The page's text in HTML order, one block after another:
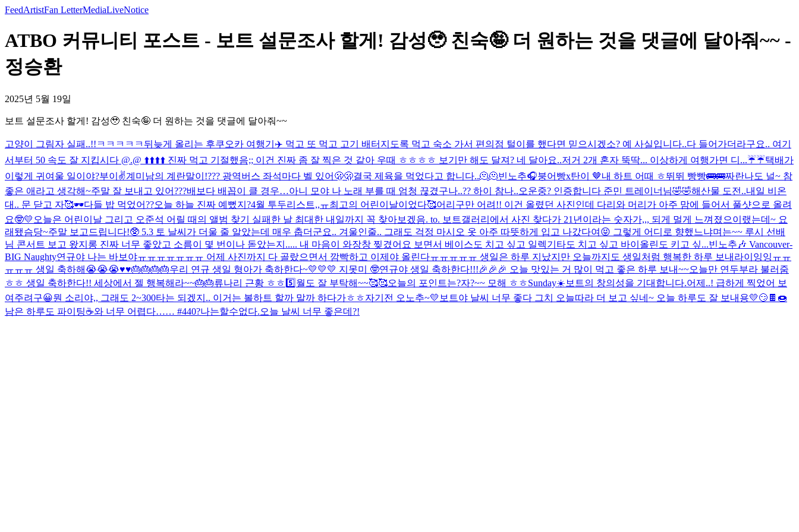
FeedArtistFan LetterMediaLiveNotice
ATBO 커뮤니티 포스트 - 보트 설문조사 할게! 감성🥹 친숙🤪 더 원하는 것을 댓글에 달아줘~~ -
정승환
2025년 5월 19일
보트 설문조사 할게! 감성🥹 친숙🤪 더 원하는 것을 댓글에 달아줘~~
고양이 그림자 실패..!!ㅋㅋㅋㅋㅋ 뒤늦게 올리는 후쿠오카 여행기✈️ 먹고 또 먹고 고기 배터지도록 먹고 숙소 가서 편의점 털이를 했다면 믿으시겠소? 예 사실입니다..다 들어가더라구요.. 여기
서부터 50 속도 잘 지킵시다 @.@ ⬆️⬆️⬆️⬆️ 진짜 먹고 기절했음;; 이건 진짜 좀 잘 찍은 것 같아 우때 ㅎㅎㅎㅎ 보기만 해도 달져? 네 달아요..저거 2개 혼자 뚝딱... 이상하게 여행가면 디...☔️☔️택배가
이렇게 귀여울 일이야?부이✌️계미남의 계란말이!??? 광역버스 좌석마다 벨 있어🫢🫢결국 제육을 먹었다고 합니다..🫠🫠빈노추🎧붕어빵x탄이 🤎내 하트 어때 ㅎ뛰뛰 빵빵🚌🚌짜란나도 널~ 참
좋은 애라고 생각해~주말 잘 보내고 있어???배보다 배꼽이 클 경우…아니 모야 나 노래 부를 때 엄청 끊겼구나..?? 하이 참나..오운중? 인증합니다 준민 트레이너님🤣🤣해산물 도전..내일 비온
대.. 문 닫고 자🥰🕶️다들 밥 먹었어??오늘 하늘 진짜 예뻤지?4월 투두리스트,,ㅠ최고의 어린이날이었다🥰어리구만 어려!! 이건 올렸던 사진인데 다리와 머리가 아주 맘에 들어서 풀샷으로 올려
요🤓💛 오늘은 어린이날 그리고 오준석 어릴 때의 앨범 찾기 실패한 날 최대한 내일까지 꼭 찾아보겠음. to. 보트갤러리에서 사진 찾다가 21년이라는 숫자가,,, 되게 멀게 느껴졌으이랬는데~ 요
래됐슴당~주말 보고드립니다!🥸 5.3 토 날씨가 더울 줄 알았는데 매우 춥더군요.. 겨울인줄.. 그래도 걱정 마시오 옷 아주 따뜻하게 입고 나갔다여😝 그렇게 어디로 향했느냐며는~~ 루시 선배
님 콘서트 보고 왔지롱 진짜 너무 좋았고 소름이 몇 번이나 돋았는지..... 내 마음이 와장창 찢겼어요 보면서 베이스도 치고 싶고 일렉기타도 치고 싶고 바이올린도 키고 싶...빈노추🎶 Vancouver-
BIG Naughty연규야 나는 바보야ㅠㅠㅠㅠㅠㅠㅠ 어제 사진까지 다 골랐으면서 깜빡하고 이제야 올린다ㅠㅠㅠㅠㅠ 생일은 하루 지났지만 오늘까지도 생일처럼 행복한 하루 보내라이잉잉ㅠㅠ
ㅠㅠㅠ 생일 축하해😭😭😭♥️♥️🎂🎂🎂🎂우리 연규 생일 형아가 축하한다~💛💛💛 지못미 🤓연규야 생일 축하한다!!!🎉🎉🎉 오늘 맛있는 거 많이 먹고 좋은 하루 보내~~오늘만 연두부라 불러줌
ㅎㅎ 생일 축하한다!! 세상에서 젤 행복해라~~🎂🎂류나리 근황 ㅎㅎ 5️⃣월도 잘 부탁해~~🥰🥰오늘의 포인트는?자?~~ 모해 ㅎㅎSunday☀️ 보트의 창의성을 기대합니다.어제..! 급하게 찍었어 보
여주려구😀뭔 소리야,, 그래도 2~300타는 되겠지.. 이거는 볼하트 할까 말까 하다가ㅎㅎ자기전 오노추~💛 보트야 날씨 너무 좋다 그치 오늘따라 더 보고 싶네~ 오늘 하루도 잘 보내용💛😏 🍫🍩
남은 하루도 파이팅☕️와 너무 어렵다…… #440?나는할수없다.오늘 날씨 너무 좋은데?!